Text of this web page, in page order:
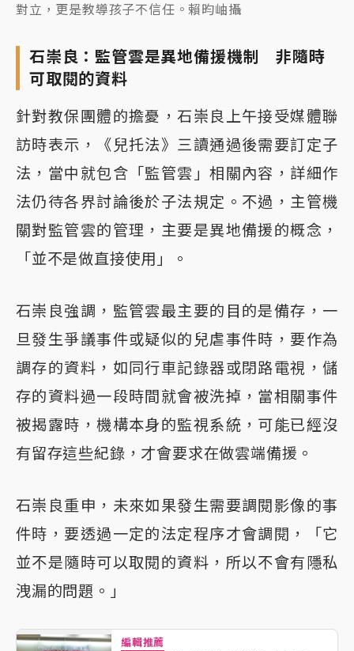
對立，更是教導孩子不信任。賴昀岫攝
石崇良：監管雲是異地備援機制 非隨時
可取閱的資料
針對教保團體的擔憂，石崇良上午接受媒體聯
訪時表示，《兒托法》三讀通過後需要訂定子
法，當中就包含「監管雲」相關內容，詳細作
法仍待各界討論後於子法規定。不過，主管機
關對監管雲的管理，主要是異地備援的概念，
「並不是做直接使用」。
石崇良強調，監管雲最主要的目的是備存，一
旦發生爭議事件或疑似的兒虐事件時，要作為
調存的資料，如同行車記錄器或閉路電視，儲
存的資料過一段時間就會被洗掉，當相關事件
被揭露時，機構本身的監視系統，可能已經沒
有留存這些紀錄，才會要求在做雲端備援。
石崇良重申，未來如果發生需要調閱影像的事
件時，要透過一定的法定程序才會調閱，「它
並不是隨時可以取閱的資料，所以不會有隱私
洩漏的問題。」
編輯推薦